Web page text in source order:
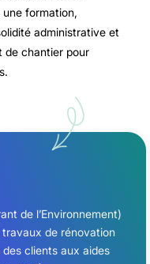
formation,
administrative et
de chantier pour
de l’Environnement)
de rénovation
clients aux aides